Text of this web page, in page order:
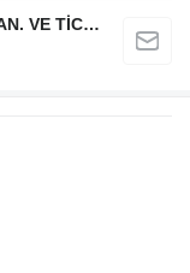
DURMUŞ ÖZGÜL OTOMOTİV İTH. İHR. SAN. VE TİC. A.Ş